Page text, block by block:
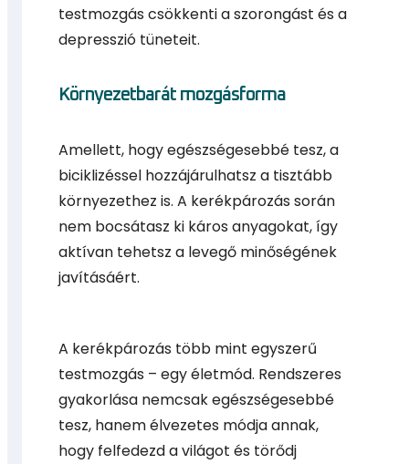
testmozgás csökkenti a szorongást és a
depresszió tüneteit.
Környezetbarát mozgásforma
Amellett, hogy egészségesebbé tesz, a
biciklizéssel hozzájárulhatsz a tisztább
környezethez is. A kerékpározás során
nem bocsátasz ki káros anyagokat, így
aktívan tehetsz a levegő minőségének
javításáért.
A kerékpározás több mint egyszerű
testmozgás – egy életmód. Rendszeres
gyakorlása nemcsak egészségesebbé
tesz, hanem élvezetes módja annak,
hogy felfedezd a világot és törődj